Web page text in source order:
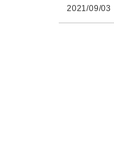
2021/09/03